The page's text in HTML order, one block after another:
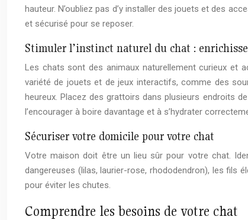
hauteur. N’oubliez pas d’y installer des jouets et des
et sécurisé pour se reposer.
Stimuler l’instinct naturel du chat :
Les chats sont des animaux naturellement curieux et
variété de jouets et de jeux interactifs, comme des
heureux. Placez des grattoirs dans plusieurs endroits
l’encourager à boire davantage et à s’hydrater
Sécuriser votre domicile pour votre chat
Votre maison doit être un lieu sûr pour votre chat.
dangereuses (lilas, laurier-rose, rhododendron), les fils
pour éviter les chutes.
Comprendre les besoins de votre chat